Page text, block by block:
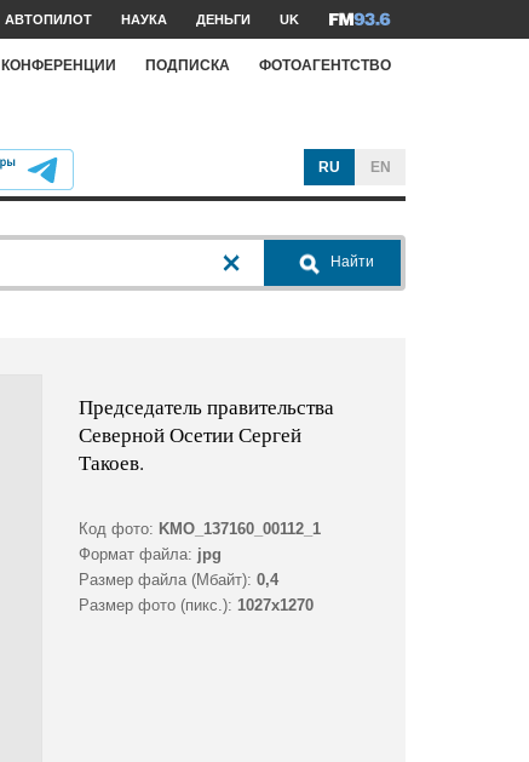
АВТОПИЛОТ НАУКА ДЕНЬГИ UK
КОНФЕРЕНЦИИ ПОДПИСКА ФОТОАГЕНТСТВО
RU EN
Найти
Председатель правительства
Северной Осетии Сергей
Такоев.
Код фото: KMO_137160_00112_1
Формат файла: jpg
Размер файла (Мбайт): 0,4
Размер фото (пикс.): 1027x1270